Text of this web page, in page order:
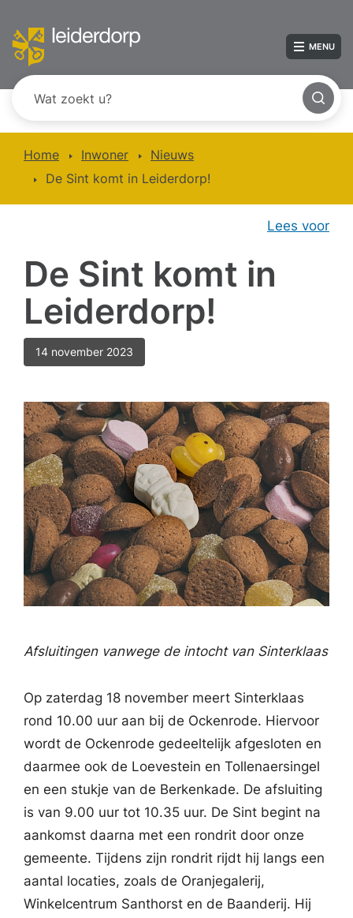
MENU
Home Inwoner
Nieuws
De Sint komt in Leiderdorp!
Lees voor
De Sint komt in
Leiderdorp!
14 november 2023
Afsluitingen vanwege de intocht van Sinterklaas
Op zaterdag 18 november meert Sinterklaas
rond 10.00 uur aan bij de Ockenrode. Hiervoor
wordt de Ockenrode gedeeltelijk afgesloten en
daarmee ook de Loevestein en Tollenaersingel
en een stukje van de Berkenkade. De afsluiting
is van 9.00 uur tot 10.35 uur. De Sint begint na
aankomst daarna met een rondrit door onze
gemeente. Tijdens zijn rondrit rijdt hij langs een
aantal locaties, zoals de Oranjegalerij,
Winkelcentrum Santhorst en de Baanderij. Hij